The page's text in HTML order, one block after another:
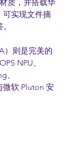
质，并搭载华
可实现文件摘
）则是完美的
NPU、
、
软 Pluton 安